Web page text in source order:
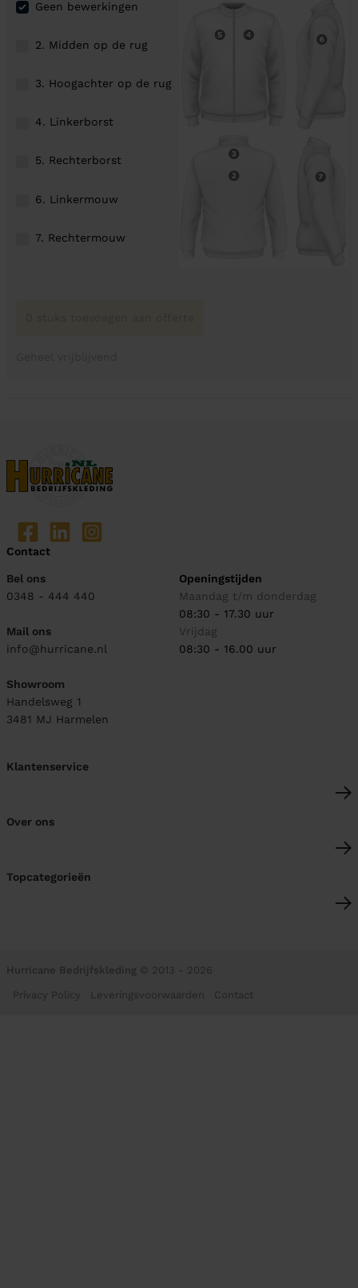
Geen bewerkingen
2. Midden op de rug
3. Hoogachter op de rug
4. Linkerborst
5. Rechterborst
6. Linkermouw
7. Rechtermouw
Contact
Bel ons
0348 - 444 440
Mail ons
info@hurricane.nl
Showroom
Handelsweg 1
3481 MJ Harmelen
Openingstijden
Maandag t/m donderdag
08:30 - 17.30 uur
Vrijdag
08:30 - 16.00 uur
Klantenservice
Over ons
Topcategorieën
Hurricane Bedrijfskleding © 2013 - 2026
Privacy Policy Leveringsvoorwaarden Contact